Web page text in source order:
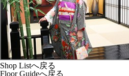
Shop Listへ戻る
Floor Guideへ戻る